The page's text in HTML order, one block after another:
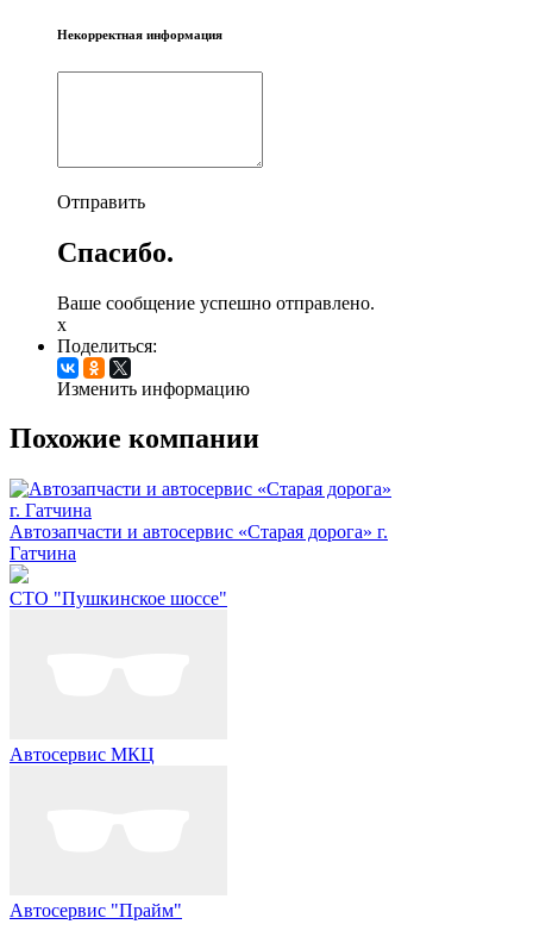
Некорректная информация
Отправить
Спасибо.
Ваше сообщение успешно отправлено.
x
Поделиться:
Изменить информацию
Похожие компании
Автозапчасти и автосервис «Старая дорога» г.
Гатчина
СТО "Пушкинское шоссе"
Автосервис МКЦ
Автосервис "Прайм"